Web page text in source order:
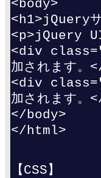
<body>
<h1>jQuery
<p>jQuery
<div
加されます
<div
加されます
</body>
</html>
【CSS】